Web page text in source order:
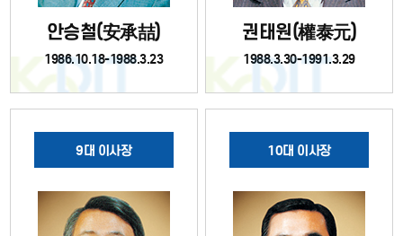
안승철(安承喆)
1986.10.18-1988.3.23
권태원(權泰元)
1988.3.30-1991.3.29
9대 이사장 10대 이사장